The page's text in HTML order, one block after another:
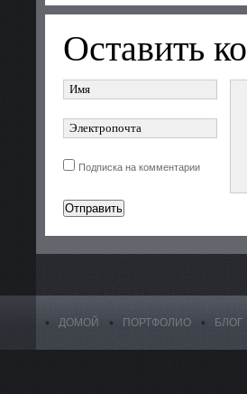
Оставить
Подписка на комментарии
ДОМОЙ ПОРТФОЛИО БЛОГ